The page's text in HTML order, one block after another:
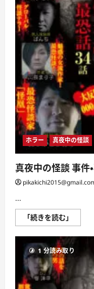
ら
に
読
む
ホラー 真夜中の怪談
真夜中の怪談 事件
...
「続きを読む」
夜
の
怪
談
事
件・
故
1 分読み取り